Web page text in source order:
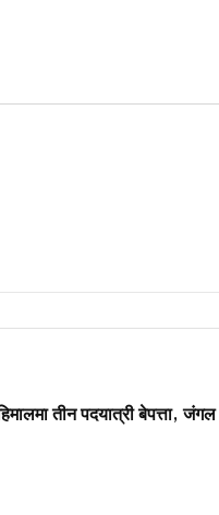
हिमालमा तीन पदयात्री बेपत्ता,